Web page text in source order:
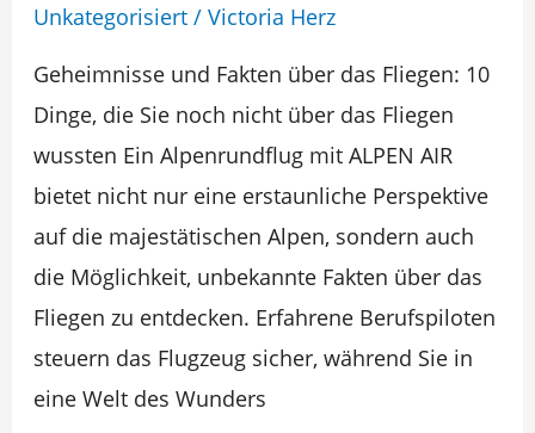
Unkategorisiert/ Victoria Herz
Geheimnisse und Fakten über das Fliegen: 10
Dinge, die Sie noch nicht über das Fliegen
wussten Ein Alpenrundflug mit ALPEN AIR
bietet nicht nur eine erstaunliche Perspektive
auf die majestätischen Alpen, sondern auch
die Möglichkeit, unbekannte Fakten über das
Fliegen zu entdecken. Erfahrene Berufspiloten
steuern das Flugzeug sicher, während Sie in
eine Welt des Wunders
:
rund
ums
fliegen